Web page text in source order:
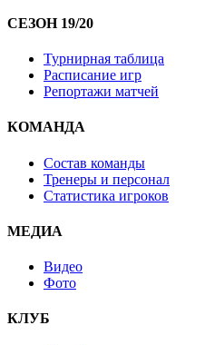
СЕЗОН 19/20
Турнирная таблица
Расписание игр
Репортажи матчей
КОМАНДА
Состав команды
Тренеры и персонал
Статистика игроков
МЕДИА
Видео
Фото
КЛУБ